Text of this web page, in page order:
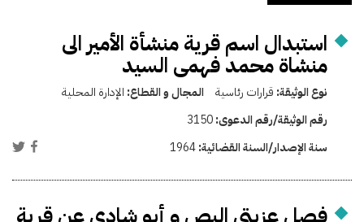
استبدال اسم قرية منشأة الأمير الى
منشاة محمد فهمى السيد
نوع الوثيقة: قرارات رئاسية المجال و القطاع: الإدارة المحلية
رقم الوثيقة/رقم الدعوى:3150
سنة الإصدار/السنة القضائية:1964
فصل عزبتى البص و أبو شادى عن قرية